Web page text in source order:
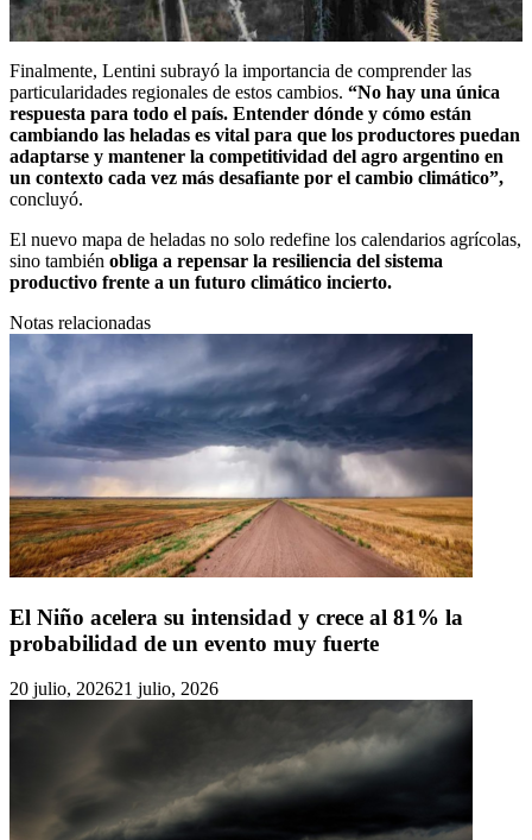
Finalmente, Lentini subrayó la importancia de comprender las
particularidades regionales de estos cambios. “No hay una única
respuesta para todo el país. Entender dónde y cómo están
cambiando las heladas es vital para que los productores puedan
adaptarse y mantener la competitividad del agro argentino en
un contexto cada vez más desafiante por el cambio climático”,
concluyó.
El nuevo mapa de heladas no solo redefine los calendarios agrícolas,
sino también obliga a repensar la resiliencia del sistema
productivo frente a un futuro climático incierto.
Notas relacionadas
El Niño acelera su intensidad y crece al 81% la
probabilidad de un evento muy fuerte
20 julio, 202621 julio, 2026